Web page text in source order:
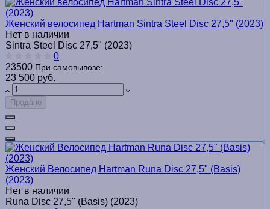
Женский велосипед Hartman Sintra Steel Disc 27,5" (2023)
Нет в наличии
Sintra Steel Disc 27,5" (2023)
0
23500 При самовывозе:
23 500 руб.
Продано
Женский Велосипед Hartman Runa Disc 27,5" (Basis)
(2023)
Нет в наличии
Runa Disc 27,5" (Basis) (2023)